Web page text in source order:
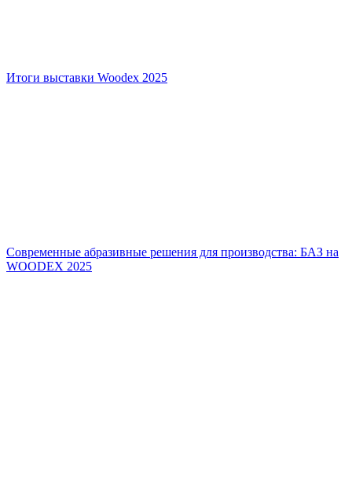
Итоги выставки Woodex 2025
Современные абразивные решения для производства: БАЗ на
WOODEX 2025